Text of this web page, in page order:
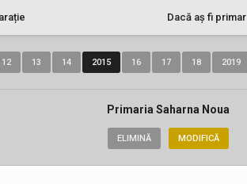
Dacă aș fi primar
12 13 14 2015 16 17 18 2019
Primaria Saharna Noua
ELIMINĂ MODIFICĂ